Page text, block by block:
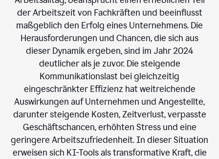
der Arbeitszeit von Fachkräften und beeinflusst
maßgeblich den Erfolg eines Unternehmens. Die
Herausforderungen und Chancen, die sich aus
dieser Dynamik ergeben, sind im Jahr 2024
deutlicher als je zuvor. Die steigende
Kommunikationslast bei gleichzeitig
eingeschränkter Effizienz hat weitreichende
Auswirkungen auf Unternehmen und Angestellte,
darunter steigende Kosten, Zeitverlust, verpasste
Geschäftschancen, erhöhten Stress und eine
geringere Arbeitszufriedenheit. In dieser Situation
erweisen sich KI-Tools als transformative Kraft, die